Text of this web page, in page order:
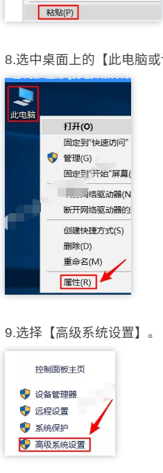
8.选中桌面上的【此电脑
9.选择【高级系统设置】。